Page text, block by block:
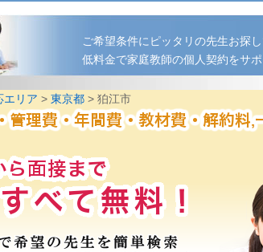
ご希望条件にピッタリの先生お探
低料金で家庭教師の個人契約をサ
エリア > 東京都 > 狛江市